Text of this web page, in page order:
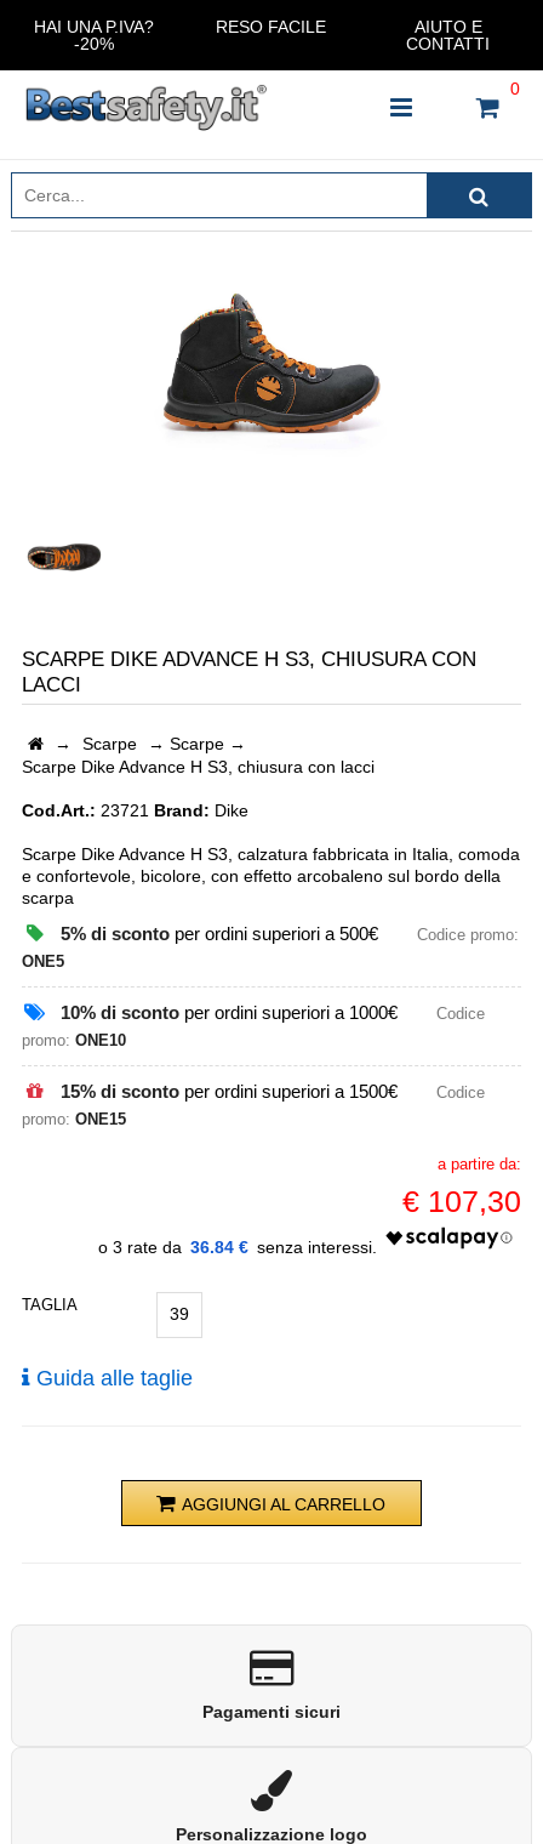
HAI UNA P.IVA?
-20%
RESO FACILE
AIUTO E
CONTATTI
0
INSERISCI IL NOME DEL PRODOTTO CHE STAI
CERCANDO
SCARPE DIKE ADVANCE H S3, CHIUSURA CON
LACCI
→ Scarpe → Scarpe→
Scarpe Dike Advance H S3, chiusura con lacci
Cod.Art.: 23721 Brand: Dike
Scarpe Dike Advance H S3, calzatura fabbricata in Italia, comoda
e confortevole, bicolore, con effetto arcobaleno sul bordo della
scarpa
5% di scontoper ordini superiori a 500€
Codice promo:
ONE5
10% di scontoper ordini superiori a 1000€
Codice
promo: ONE10
15% di scontoper ordini superiori a 1500€
Codice
promo: ONE15
a partire da:
€ 107,30
36.84 €
TAGLIA 39
Guida alle taglie
AGGIUNGI AL CARRELLO
Pagamenti sicuri
Personalizzazione logo